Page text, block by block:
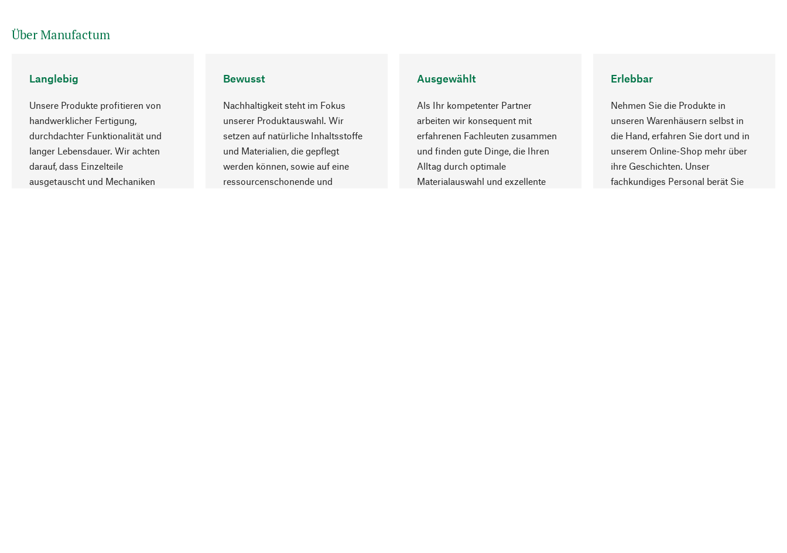
Über Manufactum
Langlebig
Unsere Produkte profitieren von
handwerklicher Fertigung,
durchdachter Funktionalität und
langer Lebensdauer. Wir achten
darauf, dass Einzelteile
ausgetauscht und Mechaniken
Bewusst
Nachhaltigkeit steht im Fokus
unserer Produktauswahl. Wir
setzen auf natürliche Inhaltsstoffe
und Materialien, die gepflegt
werden können, sowie auf eine
ressourcenschonende und
Ausgewählt
Als Ihr kompetenter Partner
arbeiten wir konsequent mit
erfahrenen Fachleuten zusammen
und finden gute Dinge, die Ihren
Alltag durch optimale
Materialauswahl und exzellente
Erlebbar
Nehmen Sie die Produkte in
unseren Warenhäusern selbst in
die Hand, erfahren Sie dort und in
unserem Online-Shop mehr über
ihre Geschichten. Unser
fachkundiges Personal berät Sie